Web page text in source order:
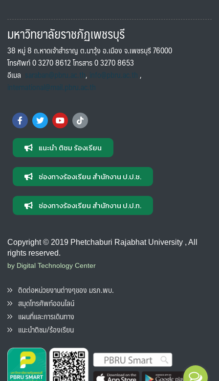
มหาวิทยาลัยราชภัฏเพชรบุรี
38 หมู่ 8 ถ.หาดเจ้าสำราญ ต.นาวุ้ง อ.เมือง จ.เพชรบุรี 76000
โทรศัพท์ 0 3270 8612 โทรสาร 0 3270 8653
อีเมล saraban@pbru.ac.th, info@pbru.ac.th,
international@mail.pbru.ac.th
แนะนำ ติชม ร้องเรียน
ช่องทางร้องเรียน สำนักงาน ป.ป.ช.
ช่องทางร้องเรียน สำนักงาน ป.ป.ท.
Copyright © 2019 Phetchaburi Rajabhat University , All
rights reserved.
by Digital Technology Center
ติดต่อหน่วยงานต่างๆของ มรภ.พบ.
สมุดโทรศัพท์ออนไลน์
แผนที่และการเดินทาง
แนะนำติชม/ร้องเรียน